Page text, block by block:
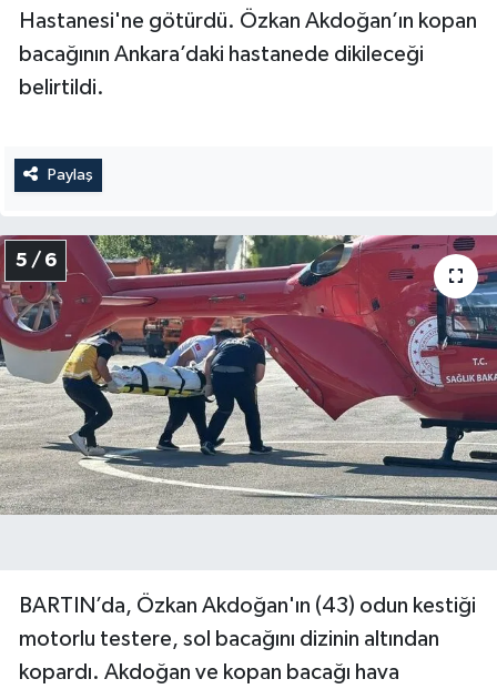
Hastanesi'ne götürdü. Özkan Akdoğan’ın kopan
bacağının Ankara’daki hastanede dikileceği
belirtildi.
Paylaş
5 / 6
BARTIN’da, Özkan Akdoğan'ın (43) odun kestiği
motorlu testere, sol bacağını dizinin altından
kopardı. Akdoğan ve kopan bacağı hava